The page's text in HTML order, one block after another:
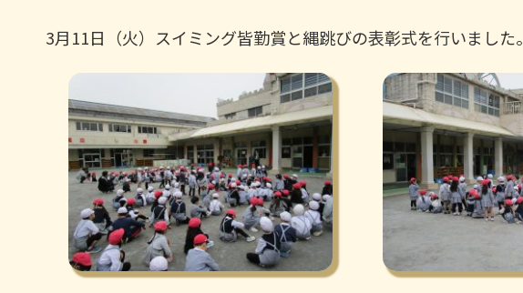
3月11日（火）スイミング皆勤賞と縄跳びの表彰式を行いました。